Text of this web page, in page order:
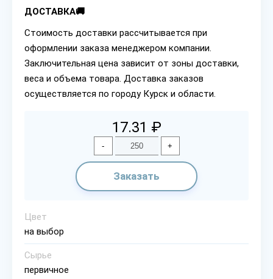
ДОСТАВКА🚚
Стоимость доставки рассчитывается при
оформлении заказа менеджером компании.
Заключительная цена зависит от зоны доставки,
веса и объема товара. Доставка заказов
осуществляется по городу Курск и области.
17.31 ₽
- +
Заказать
Цвет
на выбор
Сырье
первичное